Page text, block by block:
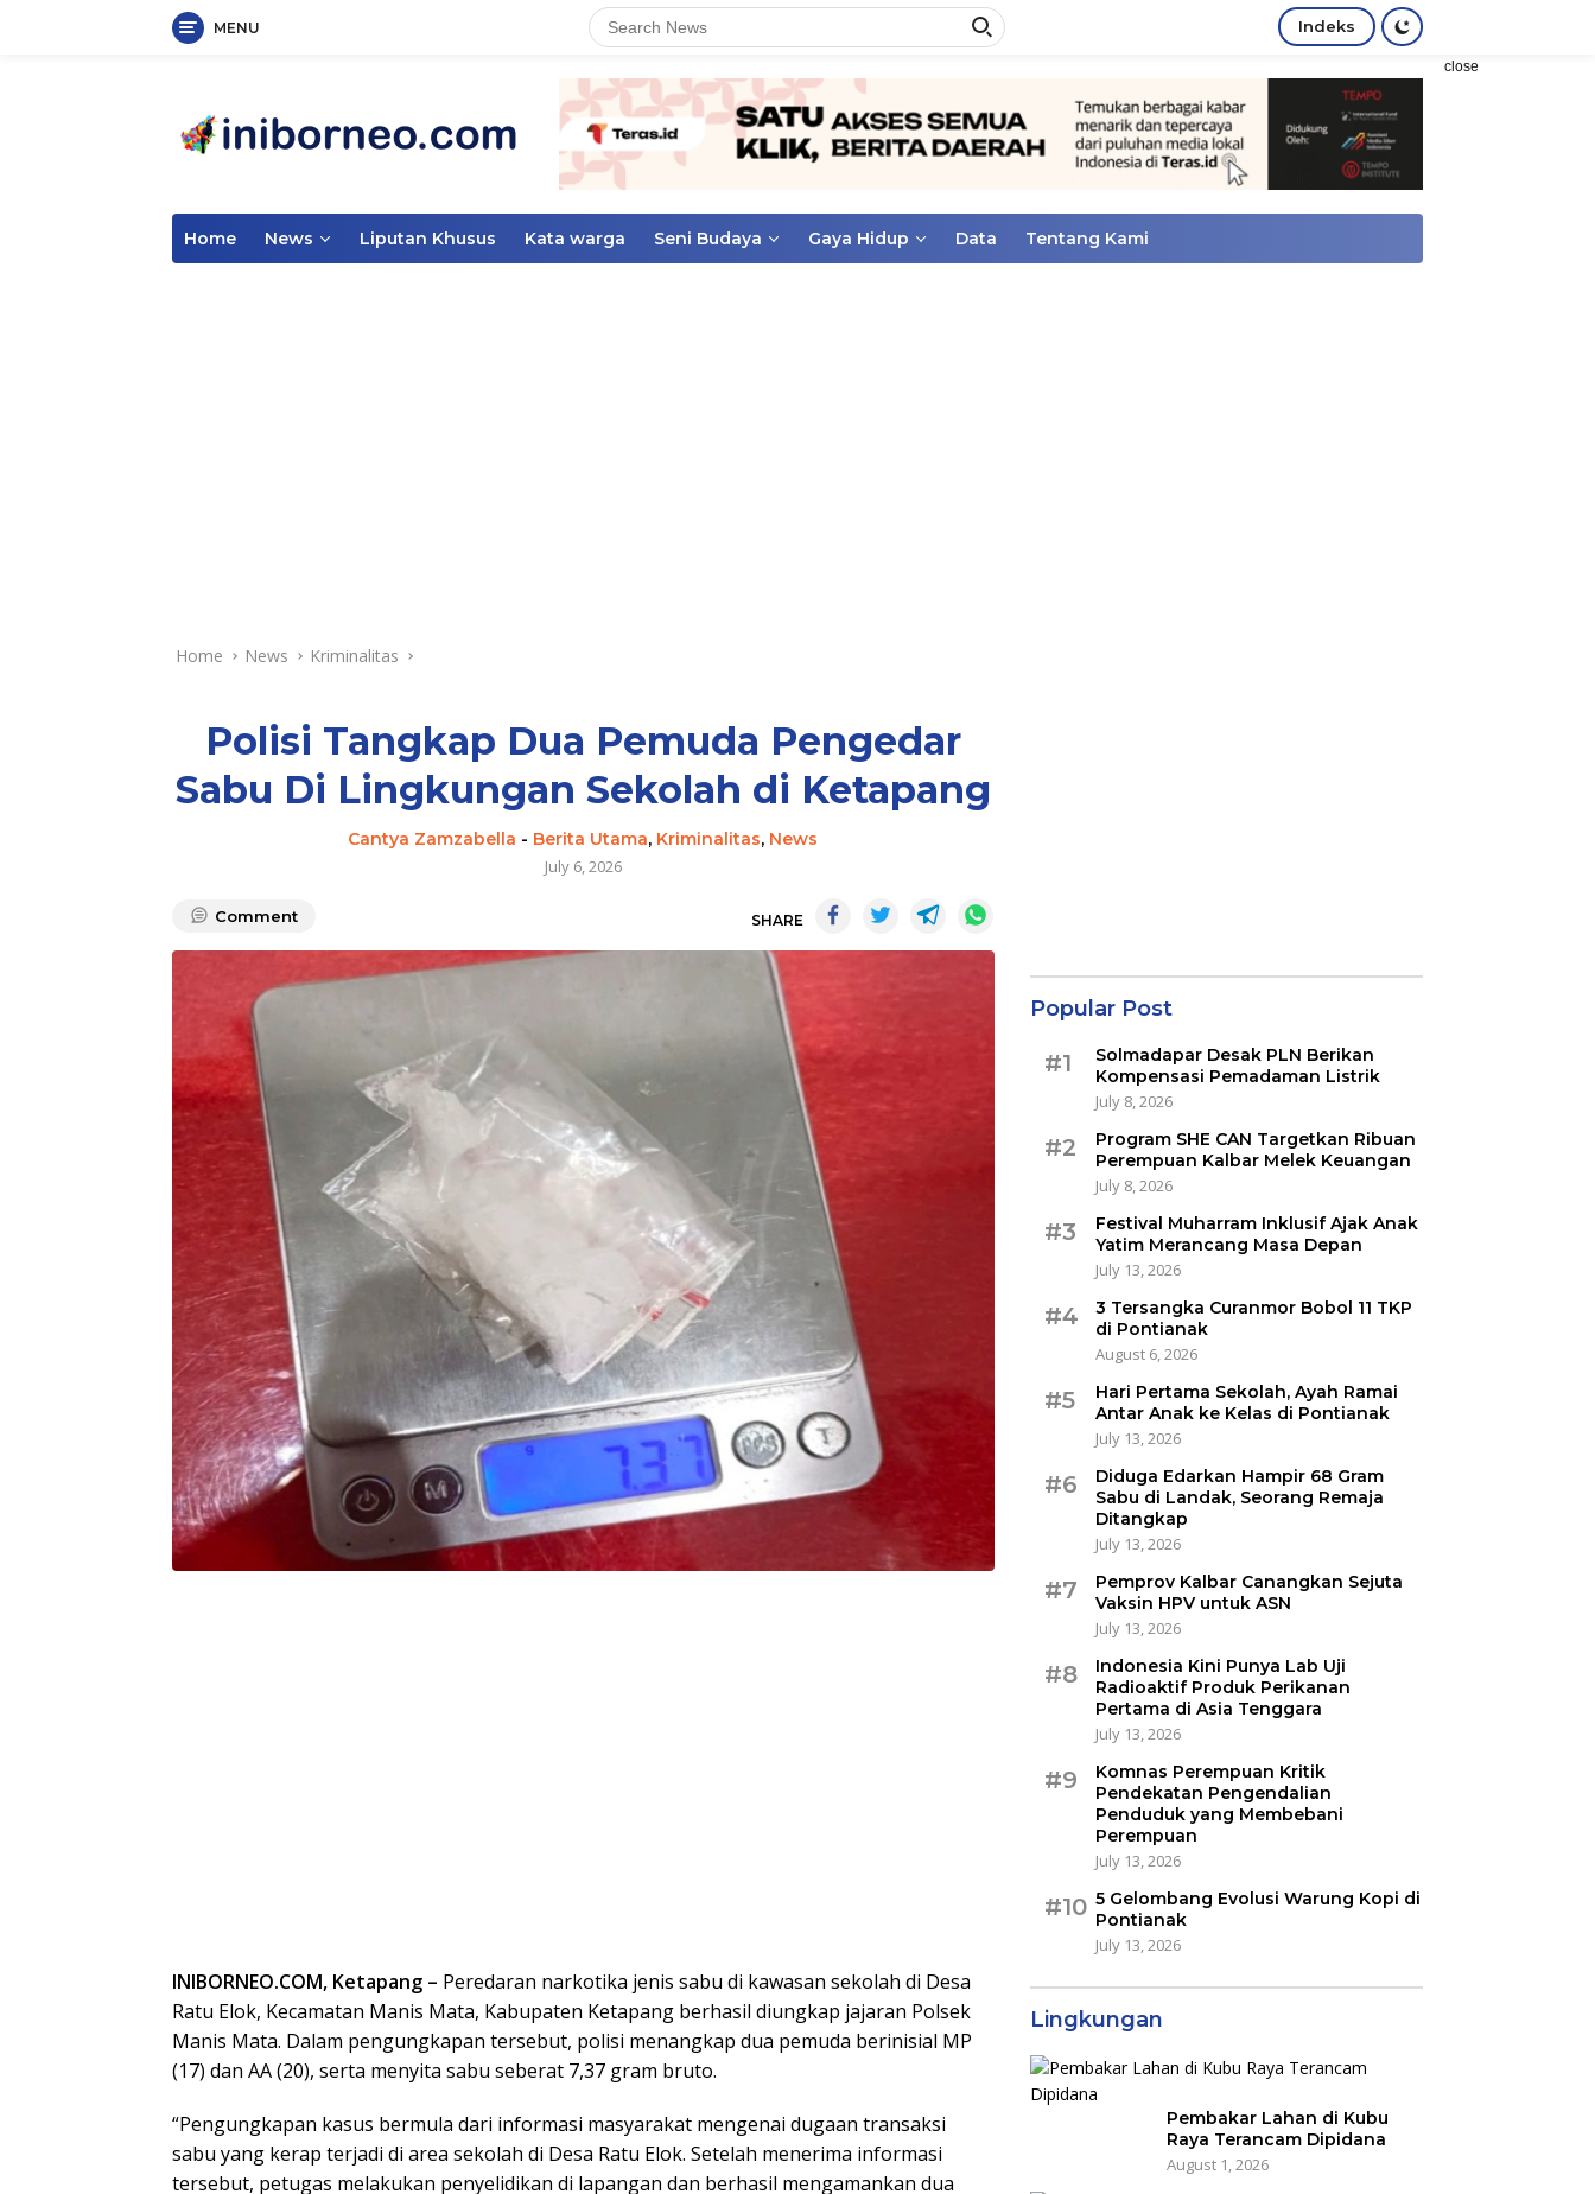
MENU Indeks
close
Home News Liputan Khusus Kata warga Seni Budaya Gaya Hidup Data Tentang Kami
Home News Kriminalitas
Polisi Tangkap Dua Pemuda Pengedar
Sabu Di Lingkungan Sekolah di Ketapang
Cantya Zamzabella - Berita Utama, Kriminalitas, News
July 6, 2026
Comment SHARE
INIBORNEO.COM, Ketapang – Peredaran narkotika jenis sabu di kawasan sekolah di Desa
Ratu Elok, Kecamatan Manis Mata, Kabupaten Ketapang berhasil diungkap jajaran Polsek
Manis Mata. Dalam pengungkapan tersebut, polisi menangkap dua pemuda berinisial MP
(17) dan AA (20), serta menyita sabu seberat 7,37 gram bruto.
“Pengungkapan kasus bermula dari informasi masyarakat mengenai dugaan transaksi
sabu yang kerap terjadi di area sekolah di Desa Ratu Elok. Setelah menerima informasi
tersebut, petugas melakukan penyelidikan di lapangan dan berhasil mengamankan dua
Popular Post
#1
Solmadapar Desak PLN Berikan
Kompensasi Pemadaman Listrik
July 8, 2026
#2
Program SHE CAN Targetkan Ribuan
Perempuan Kalbar Melek Keuangan
July 8, 2026
#3
Festival Muharram Inklusif Ajak Anak
Yatim Merancang Masa Depan
July 13, 2026
#4
3 Tersangka Curanmor Bobol 11 TKP
di Pontianak
August 6, 2026
#5
Hari Pertama Sekolah, Ayah Ramai
Antar Anak ke Kelas di Pontianak
July 13, 2026
#6
Diduga Edarkan Hampir 68 Gram
Sabu di Landak, Seorang Remaja
Ditangkap
July 13, 2026
#7
Pemprov Kalbar Canangkan Sejuta
Vaksin HPV untuk ASN
July 13, 2026
#8
Indonesia Kini Punya Lab Uji
Radioaktif Produk Perikanan
Pertama di Asia Tenggara
July 13, 2026
#9
Komnas Perempuan Kritik
Pendekatan Pengendalian
Penduduk yang Membebani
Perempuan
July 13, 2026
#10 5 Gelombang Evolusi Warung Kopi di
Pontianak
July 13, 2026
Lingkungan
Pembakar Lahan di Kubu
Raya Terancam Dipidana
August 1, 2026